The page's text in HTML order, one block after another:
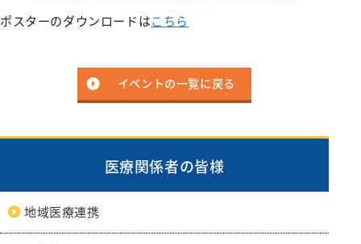
呼吸器外科
形成美容外科
皮膚科
出産のご案内（産科）
みなみコミュニティ
ポスターのダウンロードはこちら
イベントの一覧に戻る
医療関係者の皆様
地域医療連携